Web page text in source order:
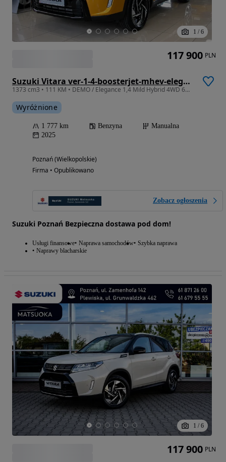
1 / 6
Suzuki Vitara ver-1-4-boosterjet-mhev-elegance-4wd
1373 cm3 • 111 KM • DEMO / Elegance 1,4 Mild Hybrid 4WD 6MT / 2025 MC
Wyróżnione
1 777 km Benzyna
Manualna
2025
Poznań (Wielkopolskie)
Firma • Opublikowano
Zobacz ogłoszenia
Suzuki Poznań Bezpieczna dostawa pod dom!
Usługi finansowe Naprawa samochodów Szybka naprawa
Naprawy blacharskie
117 900 PLN
1 / 6
117 900 PLN